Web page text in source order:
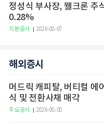
정성식 부사장, 웰크론 주식 3만
0.28%
지분공시 2026-08-07
해외증시
머드릭 캐피탈, 버티컬 에
식 및 전환사채 매각
주요공시 2026-08-08